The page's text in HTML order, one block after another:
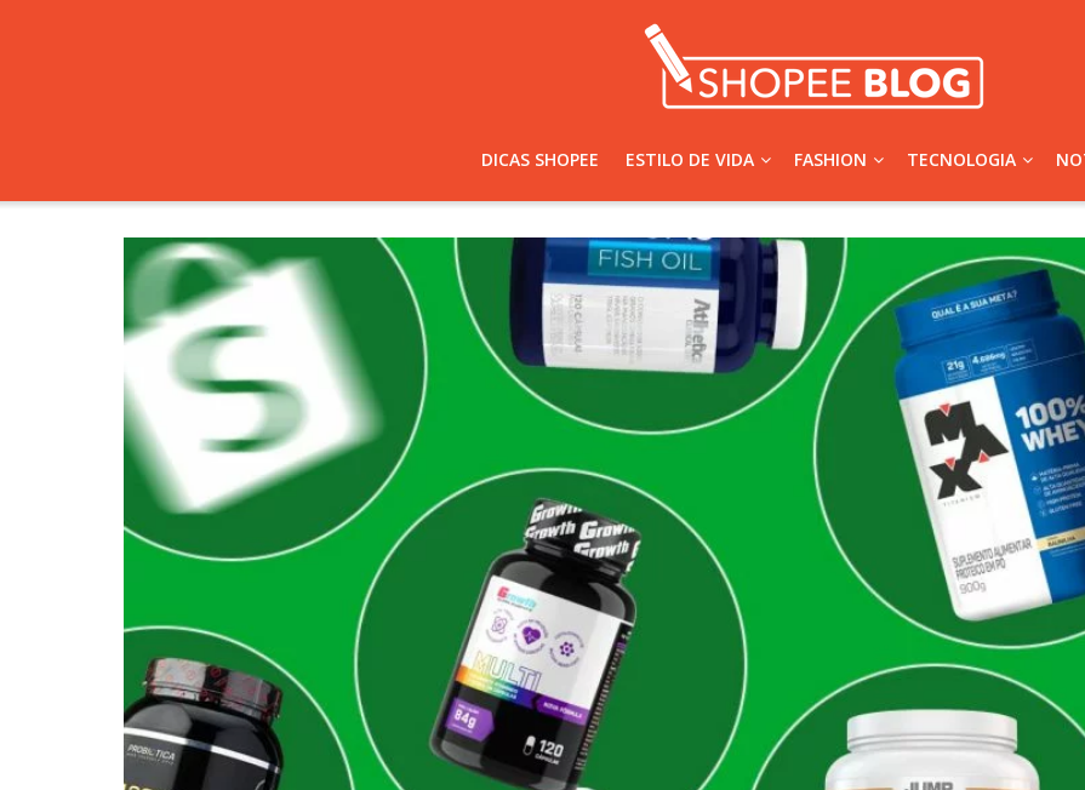
DICAS SHOPEE ESTILO DE VIDA FASHION TECNOLOGIA